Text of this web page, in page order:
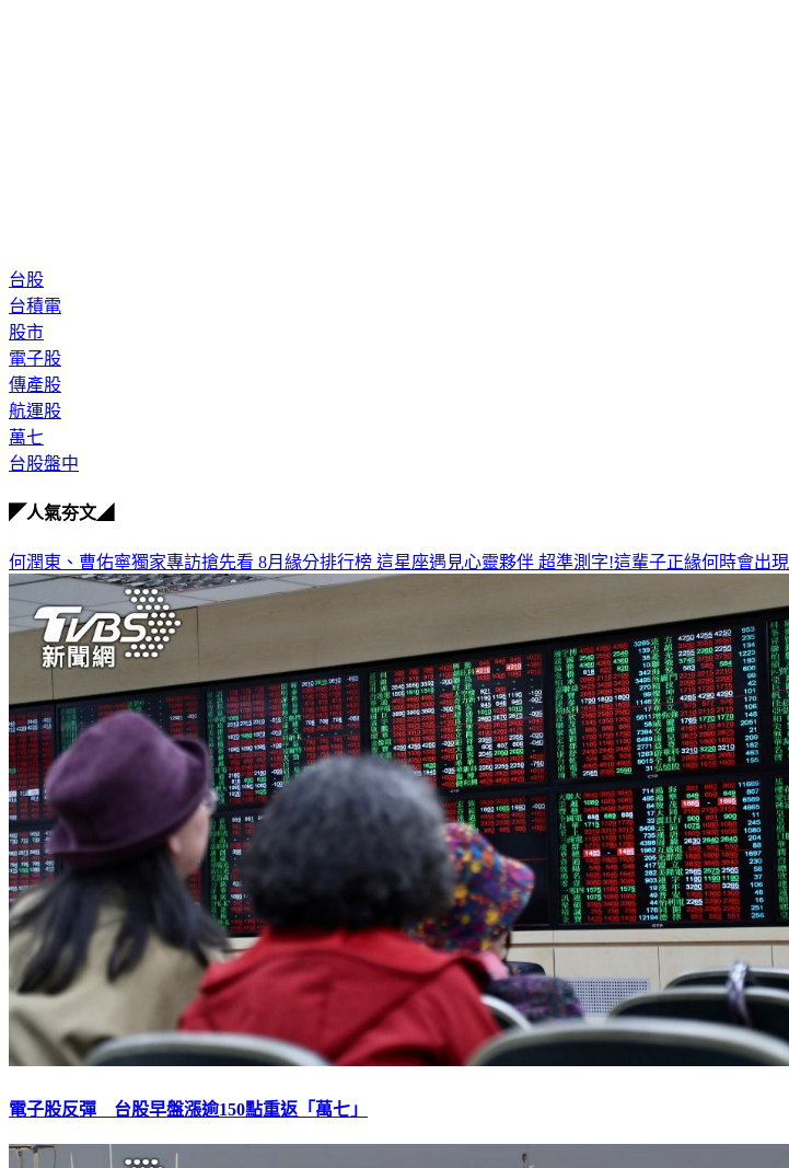
台股
台積電
股市
電子股
傳產股
航運股
萬七
台股盤中
◤人氣夯文◢
何潤東、曹佑寧獨家專訪搶先看 8月緣分排行榜 這星座遇見心靈夥伴 超準測字!這輩子正緣何時會出現
電子股反彈 台股早盤漲逾150點重返「萬七」